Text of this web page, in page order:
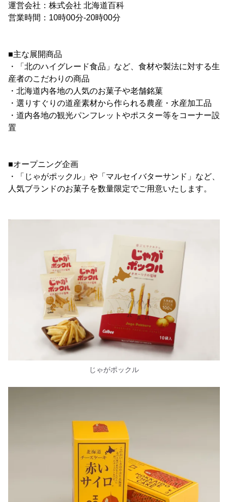
運営会社：株式会社 北海道百科
営業時間：10時00分-20時00分
■主な展開商品
・「北のハイグレード食品」など、食材や製法に対する生
産者のこだわりの商品
・北海道内各地の人気のお菓子や老舗銘菓
・選りすぐりの道産素材から作られる農産・水産加工品
・道内各地の観光パンフレットやポスター等をコーナー設
置
■オープニング企画
・「じゃがポックル」や「マルセイバターサンド」など、
人気ブランドのお菓子を数量限定でご用意いたします。
じゃがポックル